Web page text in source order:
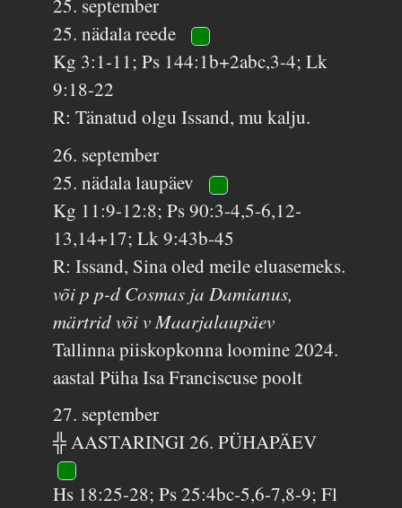
25. september
25. nädala reede
Kg 3:1-11; Ps 144:1b+2abc,3-4; Lk
9:18-22
R: Tänatud olgu Issand, mu kalju.
26. september
25. nädala laupäev
Kg 11:9-12:8; Ps 90:3-4,5-6,12-
13,14+17; Lk 9:43b-45
R: Issand, Sina oled meile eluasemeks.
või p p-d Cosmas ja Damianus,
märtrid või v Maarjalaupäev
Tallinna piiskopkonna loomine 2024.
aastal Püha Isa Franciscuse poolt
27. september
╬ AASTARINGI 26. PÜHAPÄEV
Hs 18:25-28; Ps 25:4bc-5,6-7,8-9; Fl